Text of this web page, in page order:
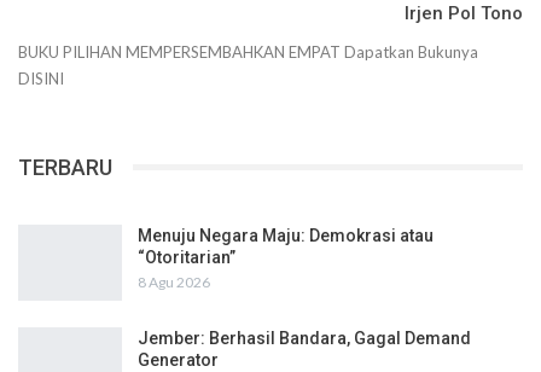
Irjen Pol Tono
BUKU PILIHAN MEMPERSEMBAHKAN EMPAT Dapatkan Bukunya
DISINI
TERBARU
Menuju Negara Maju: Demokrasi atau
“Otoritarian”
8 Agu 2026
Jember: Berhasil Bandara, Gagal Demand
Generator